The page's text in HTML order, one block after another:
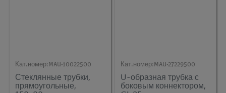
Кат.номер: MAU-10022500
Стеклянные трубки,
прямоугольные,
Кат.номер: MAU-27229500
U-образная трубка с
боковым коннектором,